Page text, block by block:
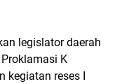
legislator daerah
K
kegiatan reses I